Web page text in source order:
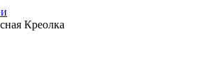
Креолка